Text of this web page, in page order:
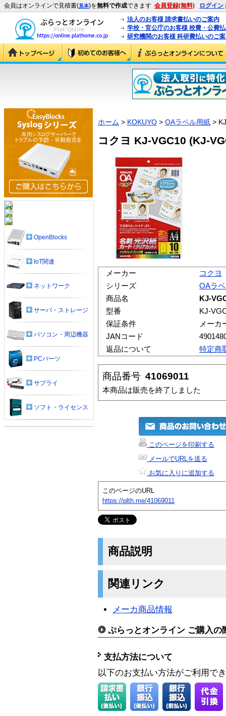
会員はオンラインで見積書(見本)を無料で作成できます 会員登録(無料) ログイン
法人のお客様 請求書払いのご案内
学校・官公庁のお客様 校費・公費
研究機関のお客様 科研費払いのご
ホーム > KOKUYO > OAラベル用紙 >
コクヨ KJ-VGC10 (KJ-
メーカー
コクヨ
シリーズ
OAラ
商品名
KJ-
型番
KJ-
保証条件
メーカ
JANコード
返品について
特定商
商品番号 41069011
本商品は販売を終了しました
このページを印刷する
メールでURLを送る
お気に入りに追加する
このページのURL
https://plth.me/41069011
商品説明
関連リンク
メーカ商品情報
ぷらっとオンライン ご購入の
支払方法について
以下のお支払い方法がご利用で
OpenBlocks
IoT関連
ネットワーク
サーバ・ストレージ
パソコン・周辺機器
PCパーツ
サプライ
ソフト・ライセンス